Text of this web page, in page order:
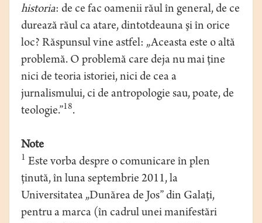
historia: de ce fac oamenii răul în general, de ce
durează răul ca atare, dintotdeauna şi în orice
loc? Răspunsul vine astfel: „Aceasta este o altă
problemă. O problemă care deja nu mai ţine
nici de teoria istoriei, nici de cea a
jurnalismului, ci de antropologie sau, poate, de
teologie.”18.
Note
1 Este vorba despre o comunicare în plen
ţinută, în luna septembrie 2011, la
Universitatea „Dunărea de Jos” din Galaţi,
pentru a marca (în cadrul unei manifestări